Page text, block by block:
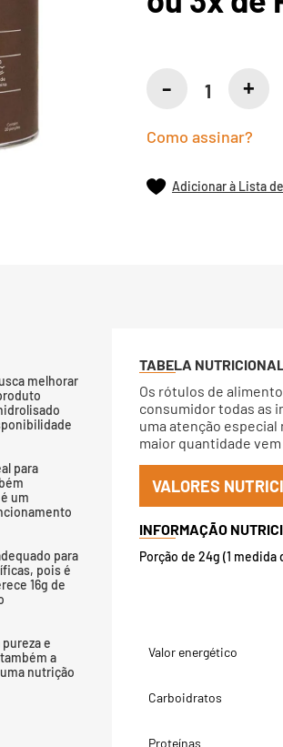
Como assinar?
Adicionar à Lista
melhorar
para
um
para
pois é
16g de
e
a
nutrição
TABELA
Os rótulos de
consumidor todas as
uma atenção
maior quantidade
VALORES
Porção de 24g (1 medida
Valor energético
Carboidratos
Proteínas